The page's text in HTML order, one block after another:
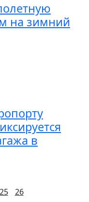
на зимний
в
25 26